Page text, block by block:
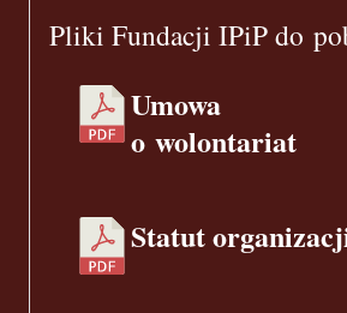
Pliki Fundacji IPiP do
Umowa
o wolontariat
Statut